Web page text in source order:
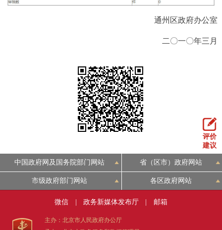
通州区政府办公室
二〇一〇年三月
评价
建议
中国政府网及国务院部门网站 省（区市）政府网站
市级政府部门网站 各区政府网站
微信 | 政务新媒体发布厅 | 邮箱
主办：北京市人民政府办公厅